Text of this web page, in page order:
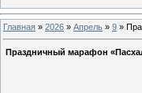
Главная » 2026 » Апрель » 9 »
Праздничный марафон